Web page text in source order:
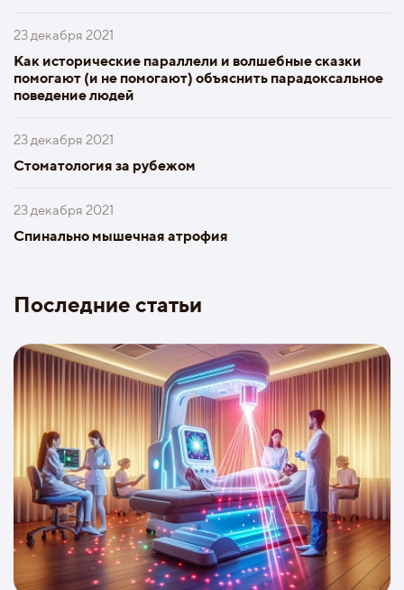
23 декабря 2021
Как исторические параллели и волшебные сказки
помогают (и не помогают) объяснить парадоксальное
поведение людей
23 декабря 2021
Стоматология за рубежом
23 декабря 2021
Спинально мышечная атрофия
Последние статьи